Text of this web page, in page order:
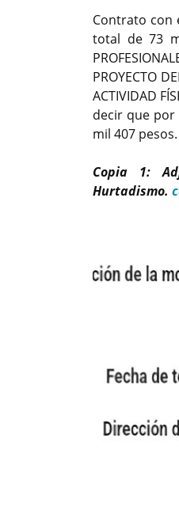
Contrato con
total de 73
PROYECTO
ACTIVIDAD
decir que por
mil 407 pesos.
Copia 1:
Hurtadismo.